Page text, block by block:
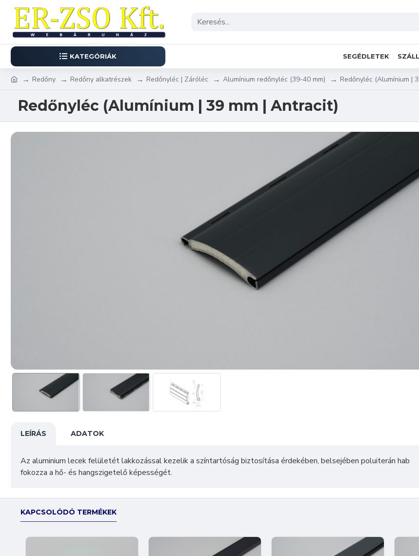
KATEGÓRIÁK SEGÉDLETEK
Redőny Redőny alkatrészek Redőnyléc | Záróléc Alumínium redőnyléc (39-40 mm) Redőnyléc (Alumínium |
Redőnyléc (Alumínium | 39 mm | Antracit)
LEÍRÁS ADATOK
Az aluminium lecek felületét lakkozással kezelik a színtartóság biztosítása érdekében, belsejében poluiterán hab
fokozza a hő- és hangszigetelő képességét.
KAPCSOLÓDÓ TERMÉKEK